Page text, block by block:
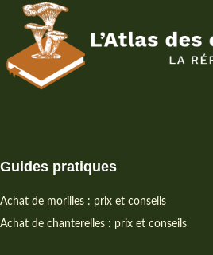
Guides pratiques
Achat de morilles : prix et conseils
Achat de chanterelles : prix et conseils